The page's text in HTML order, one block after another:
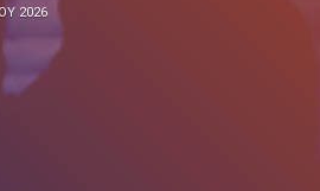
2026